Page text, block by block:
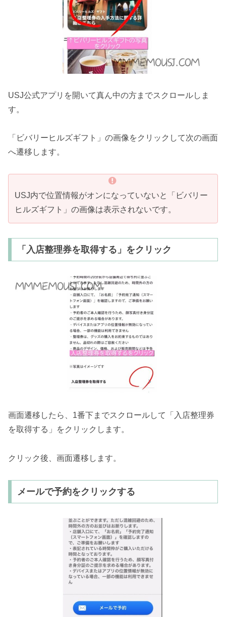
USJ公式アプリを開いて真ん中の方までスクロールしま
す。
「ビバリーヒルズギフト」の画像をクリックして次の画面
へ遷移します。
USJ内で位置情報がオンになっていないと「ビバリー
ヒルズギフト」の画像は表示されないです。
「入店整理券を取得する」をクリック
画面遷移したら、1番下までスクロールして「入店整理券
を取得する」をクリックします。
クリック後、画面遷移します。
メールで予約をクリックする